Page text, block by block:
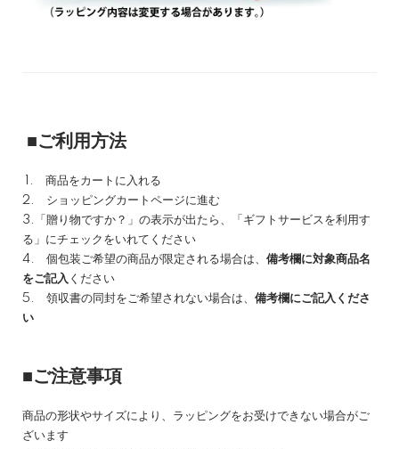
■ご利用方法
1. 商品をカートに入れる
2. ショッピングカートページに進む
3.「贈り物ですか？」の表示が出たら、「ギフトサービスを利用す
る」にチェックをいれてください
4. 個包装ご希望の商品が限定される場合は、 備考欄に対象商品名
をご記入 ください
5. 領収書の同封をご希望されない場合は、 備考欄にご記入くださ
い
■ご注意事項
商品の形状やサイズにより、ラッピングをお受けできない場合がご
ざいます